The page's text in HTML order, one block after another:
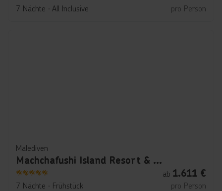
4.5
7 Nächte ∙ All Inclusive pro Person
Malediven
Machchafushi Island Resort & Spa Maldives, The Centara Collection
5
7 Nächte ∙ Frühstück
ab 1.611 €
pro Person